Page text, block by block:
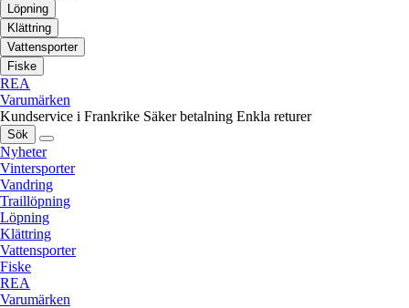
Löpning
Klättring
Vattensporter
Fiske
REA
Varumärken
Kundservice i Frankrike Säker betalning Enkla returer
Sök
Nyheter
Vintersporter
Vandring
Traillöpning
Löpning
Klättring
Vattensporter
Fiske
REA
Varumärken